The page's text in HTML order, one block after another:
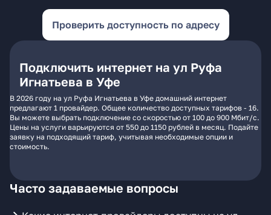
Проверить доступность по адресу
Подключить интернет на ул Руфа
Игнатьева в Уфе
В 2026 году на ул Руфа Игнатьева в Уфе домашний интернет
предлагают 1 провайдер. Общее количество доступных тарифов - 16.
Вы можете выбрать подключение со скоростью от 100 до 900 Мбит/с.
Цены на услуги варьируются от 550 до 1150 рублей в месяц. Подайте
заявку на подходящий тариф, учитывая необходимые опции и
стоимость.
Часто задаваемые вопросы